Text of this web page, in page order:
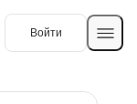
Войти